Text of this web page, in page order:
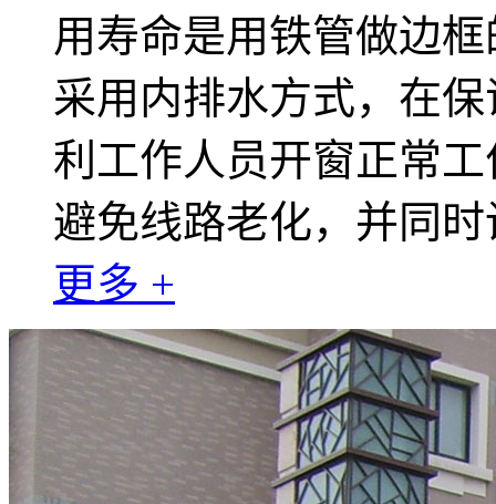
用寿命是用铁管做边
采用内排水方式，在
利工作人员开窗正常
避免线路老化，并同
更多 +